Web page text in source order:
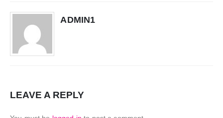
ADMIN1
LEAVE A REPLY